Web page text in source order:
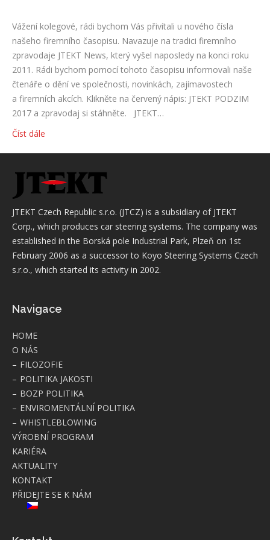
Vážení kolegové, rádi bychom Vás přivítali u nového čísla
našeho firemního časopisu. Navazuje na tradici firemního
zpravodaje JTEKT News, který vyšel naposledy na konci roku
2011. Rádi bychom pomocí tohoto časopisu informovali naše
čtenáře o dění ve společnosti, novinkách, zajímavostech
a firemních akcích. Klikněte na červený nápis: JTEKT PODZIM
2017 a zpravodaj si stáhněte. JTEKT…
Číst dále
JTEKT Czech Republic s.r.o. (JTCZ) is a subsidiary of JTEKT
Corp., which produces car steering systems. The company was
established in the Borská pole Industrial Park, Plzeň on 1st
February 2006 as a successor to Koyo Steering Systems Czech
s.r.o., which started its activity in 2002.
Navigace
HOME
O NÁS
FILOZOFIE
POLITIKA JAKOSTI
BOZP POLITIKA
ENVIROMENTÁLNÍ POLITIKA
WHISTLEBLOWING
VÝROBNÍ PROGRAM
KARIÉRA
AKTUALITY
KONTAKT
PŘIDEJTE SE K NÁM